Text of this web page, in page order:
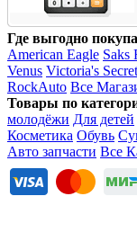
Где выгодно
American Eagle Saks
Venus Victoria's Secret
RockAuto Все
Товары по
молодёжи Для детей
Косметика Обувь
Авто запчасти Все